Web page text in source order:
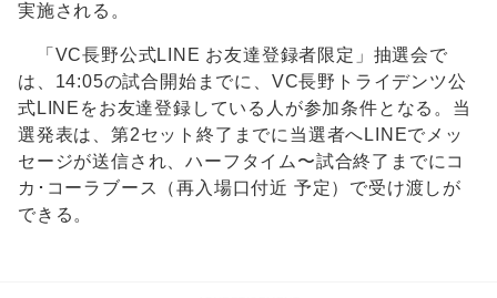
実施される。
「VC長野公式LINE お友達登録者限定」抽選会で
は、14:05の試合開始までに、VC長野トライデンツ公
式LINEをお友達登録している人が参加条件となる。当
選発表は、第2セット終了までに当選者へLINEでメッ
セージが送信され、ハーフタイム〜試合終了までにコ
カ･コーラブース（再入場口付近 予定）で受け渡しが
できる。